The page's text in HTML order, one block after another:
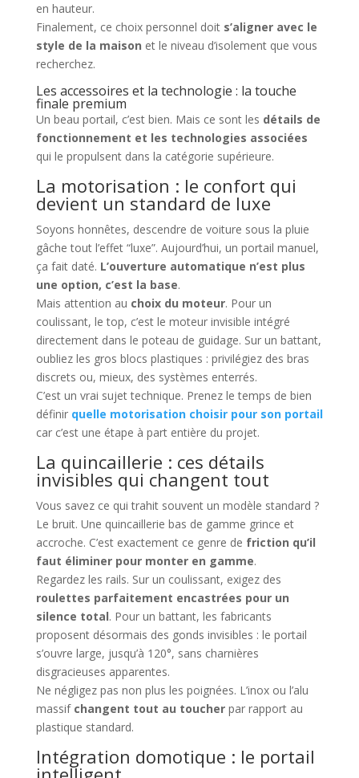
en hauteur.
Finalement, ce choix personnel doit s’aligner avec le
style de la maison et le niveau d’isolement que vous
recherchez.
Les accessoires et la technologie : la touche
finale premium
Un beau portail, c’est bien. Mais ce sont les détails de
fonctionnement et les technologies associées
qui le propulsent dans la catégorie supérieure.
La motorisation : le confort qui
devient un standard de luxe
Soyons honnêtes, descendre de voiture sous la pluie
gâche tout l’effet “luxe”. Aujourd’hui, un portail manuel,
ça fait daté. L’ouverture automatique n’est plus
une option, c’est la base.
Mais attention au choix du moteur. Pour un
coulissant, le top, c’est le moteur invisible intégré
directement dans le poteau de guidage. Sur un battant,
oubliez les gros blocs plastiques : privilégiez des bras
discrets ou, mieux, des systèmes enterrés.
C’est un vrai sujet technique. Prenez le temps de bien
définir quelle motorisation choisir pour son portail
car c’est une étape à part entière du projet.
La quincaillerie : ces détails
invisibles qui changent tout
Vous savez ce qui trahit souvent un modèle standard ?
Le bruit. Une quincaillerie bas de gamme grince et
accroche. C’est exactement ce genre de friction qu’il
faut éliminer pour monter en gamme.
Regardez les rails. Sur un coulissant, exigez des
roulettes parfaitement encastrées pour un
silence total. Pour un battant, les fabricants
proposent désormais des gonds invisibles : le portail
s’ouvre large, jusqu’à 120°, sans charnières
disgracieuses apparentes.
Ne négligez pas non plus les poignées. L’inox ou l’alu
massif changent tout au toucherpar rapport au
plastique standard.
Intégration domotique : le portail